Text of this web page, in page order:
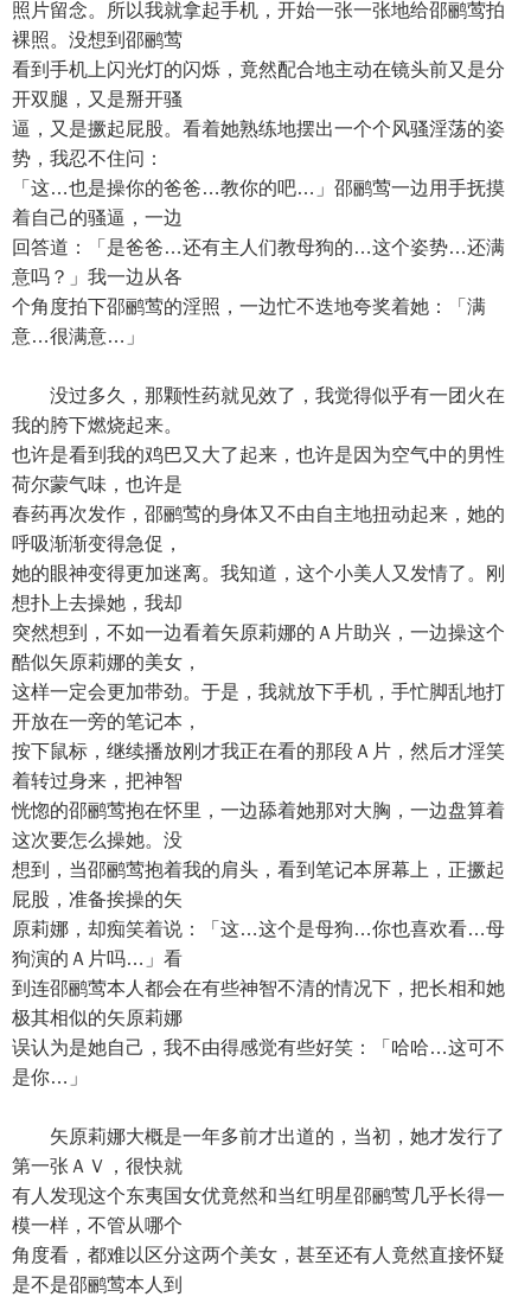
照片留念。所以我就拿起手机，开始一张一张地给邵鹂莺拍
裸照。没想到邵鹂莺
看到手机上闪光灯的闪烁，竟然配合地主动在镜头前又是分
开双腿，又是掰开骚
逼，又是撅起屁股。看着她熟练地摆出一个个风骚淫荡的姿
势，我忍不住问：
「这…也是操你的爸爸…教你的吧…」邵鹂莺一边用手抚摸
着自己的骚逼，一边
回答道：「是爸爸…还有主人们教母狗的…这个姿势…还满
意吗？」我一边从各
个角度拍下邵鹂莺的淫照，一边忙不迭地夸奖着她：「满
意…很满意…」
没过多久，那颗性药就见效了，我觉得似乎有一团火在
我的胯下燃烧起来。
也许是看到我的鸡巴又大了起来，也许是因为空气中的男性
荷尔蒙气味，也许是
春药再次发作，邵鹂莺的身体又不由自主地扭动起来，她的
呼吸渐渐变得急促，
她的眼神变得更加迷离。我知道，这个小美人又发情了。刚
想扑上去操她，我却
突然想到，不如一边看着矢原莉娜的Ａ片助兴，一边操这个
酷似矢原莉娜的美女，
这样一定会更加带劲。于是，我就放下手机，手忙脚乱地打
开放在一旁的笔记本，
按下鼠标，继续播放刚才我正在看的那段Ａ片，然后才淫笑
着转过身来，把神智
恍惚的邵鹂莺抱在怀里，一边舔着她那对大胸，一边盘算着
这次要怎么操她。没
想到，当邵鹂莺抱着我的肩头，看到笔记本屏幕上，正撅起
屁股，准备挨操的矢
原莉娜，却痴笑着说：「这…这个是母狗…你也喜欢看…母
狗演的Ａ片吗…」看
到连邵鹂莺本人都会在有些神智不清的情况下，把长相和她
极其相似的矢原莉娜
误认为是她自己，我不由得感觉有些好笑：「哈哈…这可不
是你…」
矢原莉娜大概是一年多前才出道的，当初，她才发行了
第一张ＡＶ，很快就
有人发现这个东夷国女优竟然和当红明星邵鹂莺几乎长得一
模一样，不管从哪个
角度看，都难以区分这两个美女，甚至还有人竟然直接怀疑
是不是邵鹂莺本人到